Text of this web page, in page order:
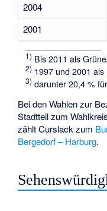
2004
2001
1) Bis 2011 als
2) 1997 und 2001 als
3) darunter 20,4 %
Bei den Wahlen zur
Stadtteil zum
zählt Curslack zum
Bergedorf – Harburg.